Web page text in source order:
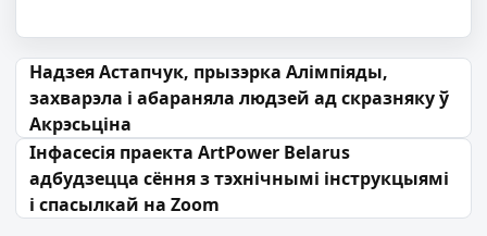
Навігацыя па запісах
Надзея Астапчук, прызэрка Алімпіяды,
захварэла і абараняла людзей ад скразняку ў
Акрэсьціна
Інфасесія праекта ArtPower Belarus
адбудзецца сёння з тэхнічнымі інструкцыямі
і спасылкай на Zoom